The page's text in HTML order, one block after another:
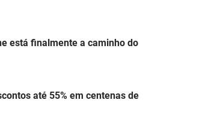
está finalmente a caminho do
até 55% em centenas de